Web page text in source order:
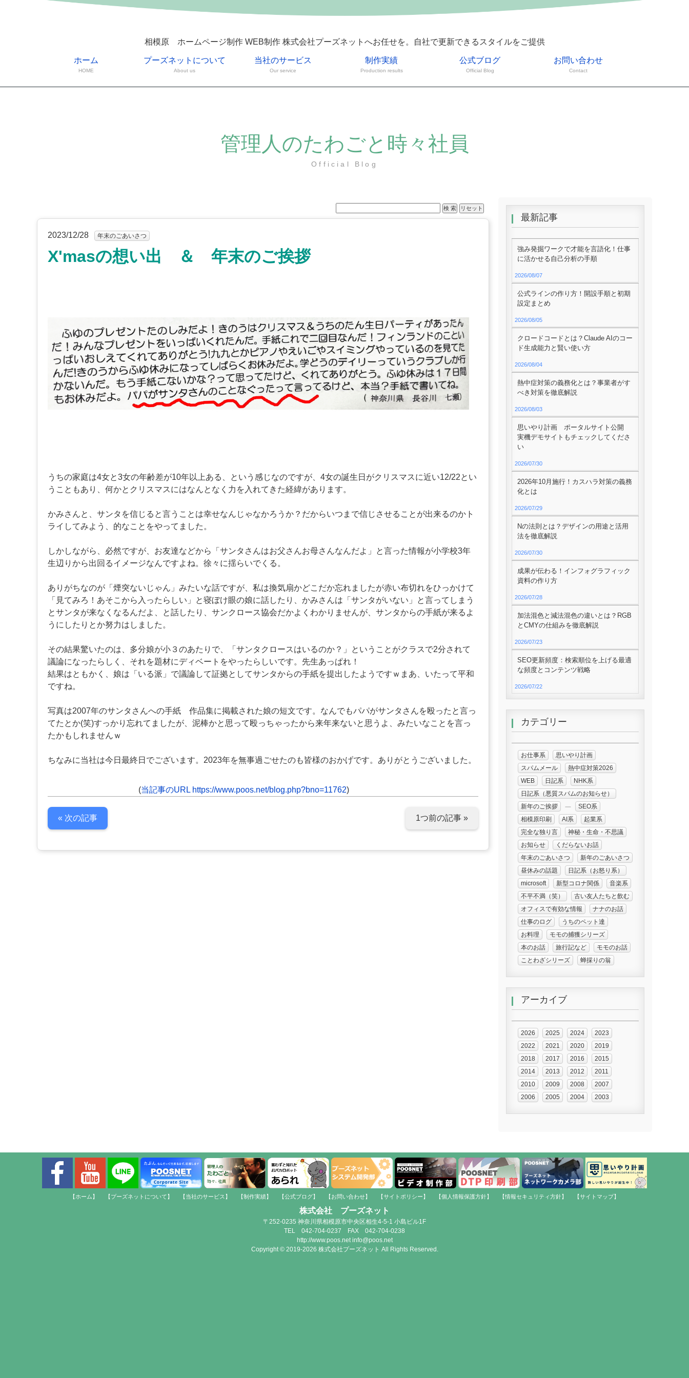
相模原 ホームページ制作 WEB制作 株式会社プーズネットへお任せを。自社で更新できるスタイルをご提供
ホーム
HOME
プーズネットについて
About us
当社のサービス
Our service
制作実績
Production results
公式ブログ
Official Blog
お問い合わせ
Contact
管理人のたわごと時々社員
Official Blog
2023/12/28 年末のごあいさつ
X'masの想い出 ＆ 年末のご挨拶
うちの家庭は4女と3女の年齢差が10年以上ある、という感じなのですが、4女の誕生日がクリスマスに近い12/22とい
うこともあり、何かとクリスマスにはなんとなく力を入れてきた経緯があります。
かみさんと、サンタを信じると言うことは幸せなんじゃなかろうか？だからいつまで信じさせることが出来るのかト
ライしてみよう、的なことをやってました。
しかしながら、必然ですが、お友達などから「サンタさんはお父さんお母さんなんだよ」と言った情報が小学校3年
生辺りから出回るイメージなんですよね。徐々に揺らいでくる。
ありがちなのが「煙突ないじゃん」みたいな話ですが、私は換気扇かどこだか忘れましたが赤い布切れをひっかけて
「見てみろ！あそこから入ったらしい」と寝ぼけ眼の娘に話したり、かみさんは「サンタがいない」と言ってしまう
とサンタが来なくなるんだよ、と話したり、サンクロース協会だかよくわかりませんが、サンタからの手紙が来るよ
うにしたりとか努力はしました。
その結果驚いたのは、多分娘が小３のあたりで、「サンタクロースはいるのか？」ということがクラスで2分されて
議論になったらしく、それを題材にディベートをやったらしいです。先生あっぱれ！
結果はともかく、娘は「いる派」で議論して証拠としてサンタからの手紙を提出したようですｗまあ、いたって平和
ですね。
写真は2007年のサンタさんへの手紙 作品集に掲載された娘の短文です。なんでもパパがサンタさんを殴ったと言っ
てたとか(笑)すっかり忘れてましたが、泥棒かと思って殴っちゃったから来年来ないと思うよ、みたいなことを言っ
たかもしれませんｗ
ちなみに当社は今日最終日でございます。2023年を無事過ごせたのも皆様のおかげです。ありがとうございました。
(当記事のURL https://www.poos.net/blog.php?bno=11762)
« 次の記事 1つ前の記事 »
最新記事
強み発掘ワークで才能を言語化！仕事
に活かせる自己分析の手順
2026/08/07
公式ラインの作り方！開設手順と初期
設定まとめ
2026/08/05
クロードコードとは？Claude AIのコー
ド生成能力と賢い使い方
2026/08/04
熱中症対策の義務化とは？事業者がす
べき対策を徹底解説
2026/08/03
思いやり計画 ポータルサイト公開
実機デモサイトもチェックしてくださ
い
2026/07/30
2026年10月施行！カスハラ対策の義務
化とは
2026/07/29
Nの法則とは？デザインの用途と活用
法を徹底解説
2026/07/30
成果が伝わる！インフォグラフィック
資料の作り方
2026/07/28
加法混色と減法混色の違いとは？RGB
とCMYの仕組みを徹底解説
2026/07/23
SEO更新頻度：検索順位を上げる最適
な頻度とコンテンツ戦略
2026/07/22
カテゴリー
お仕事系
思いやり計画
スパムメール
熱中症対策2026
WEB
日記系
NHK系
日記系（悪質スパムのお知らせ）
新年のご挨拶
SEO系
相模原印刷
AI系
起業系
完全な独り言
神秘・生命・不思議
お知らせ
くだらないお話
年末のごあいさつ
新年のごあいさつ
昼休みの話題
日記系（お怒り系）
microsoft
新型コロナ関係
音楽系
不平不満（笑）
古い友人たちと飲む
オフィスで有効な情報
ナナのお話
仕事のログ
うちのペット達
お料理
モモの捕獲シリーズ
本のお話
旅行記など
モモのお話
ことわざシリーズ
蝉採りの翁
アーカイブ
2026 2025 2024
2023
2022
2021 2020
2019
2018
2017 2016
2015
2014
2013 2012
2011
2010
2009 2008
2007
2006
2005 2004 2003
【ホーム】 【プーズネットについて】 【当社のサービス】 【制作実績】 【公式ブログ】 【お問い合わせ】 【サイトポリシー】 【個人情報保護方針】 【情報セキュリティ方針】 【サイトマップ】
株式会社 プーズネット
〒252-0235 神奈川県相模原市中央区相生4-5-1 小島ビル1F
TEL 042-704-0237 FAX 042-704-0238
http://www.poos.net info@poos.net
Copyright © 2019-2026 株式会社プーズネット All Rights Reserved.